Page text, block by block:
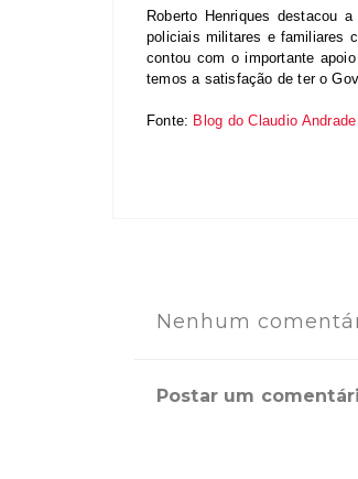
Roberto Henriques destacou
policiais militares e familiares
contou com o importante
temos a satisfação de ter o
Fonte: Blog do Claudio Andrade
Nenhum
Postar um